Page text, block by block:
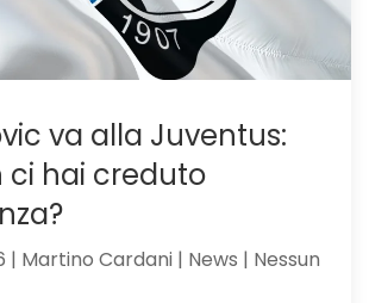
va alla Juventus:
ci hai creduto
| Martino Cardani | News | Nessun